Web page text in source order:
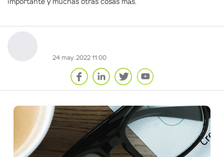
24 may. 2022 11:00